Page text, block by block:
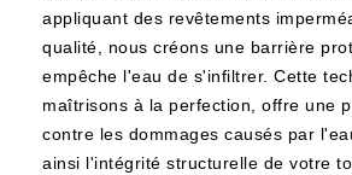
appliquant des revêtements
qualité, nous créons une barrière
empêche l'eau de s'infiltrer. Cette
maîtrisons à la perfection, offre une
contre les dommages causés par
ainsi l'intégrité structurelle de votre